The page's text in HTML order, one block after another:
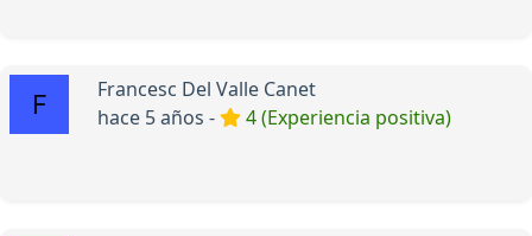
Francesc Del Valle Canet
hace 5 años -
4 (Experiencia positiva)